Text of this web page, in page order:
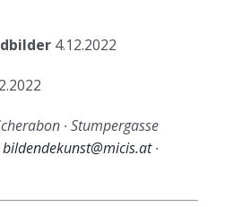
4.12.2022
∙ Stumpergasse
bildendekunst@micis.at∙